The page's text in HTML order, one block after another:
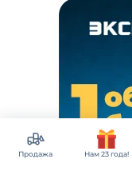
Продажа Нам 23 года!